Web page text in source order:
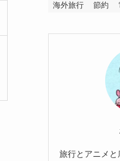
海外旅行
節約
旅行とアニメ